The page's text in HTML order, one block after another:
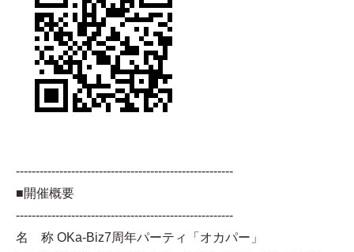
-------------------------------------------------------
■開催概要
-------------------------------------------------------
名 称 OKa-Biz7周年パーティ「オカパー」